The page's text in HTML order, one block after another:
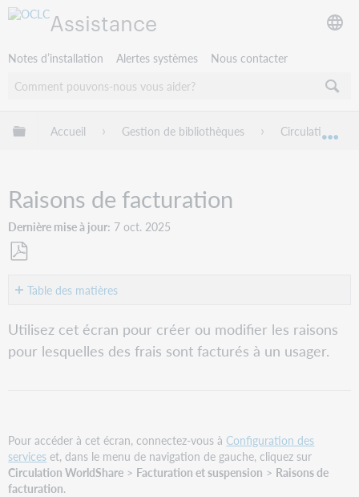
Assistance
Notes d’installation Alertes systèmes Nous contacter
Développer/réduire la hiérarchie globale
Accueil Gestion de bibliothèques Circulation
Raisons de facturation
Dernière mise à jour 7 oct. 2025
en
que
Table des matières
Créer
ou
modifier
Copier
des
raisons
de
Utilisez cet écran pour créer ou modifier les raisons
pour lesquelles des frais sont facturés à un usager.
Pour accéder à cet écran, connectez-vous à Configuration des
services et, dans le menu de navigation de gauche, cliquez sur
Circulation WorldShare > Facturation et suspension > Raisons de
facturation.